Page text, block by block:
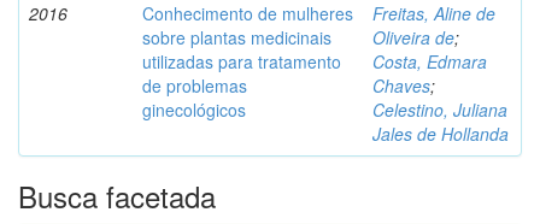
2016
Conhecimento de mulheres
sobre plantas medicinais
utilizadas para tratamento
de problemas
ginecológicos
Freitas, Aline de
Oliveira de;
Costa, Edmara
Chaves;
Celestino, Juliana
Jales de Hollanda
Busca facetada